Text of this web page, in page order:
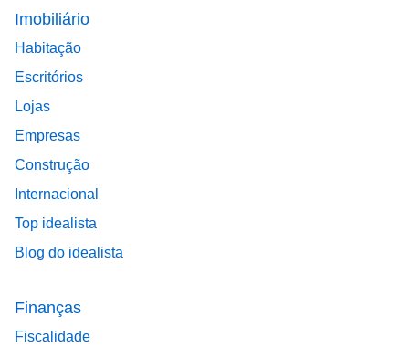
Footer main menu
Imobiliário
Habitação
Escritórios
Lojas
Empresas
Construção
Internacional
Top idealista
Blog do idealista
Finanças
Fiscalidade